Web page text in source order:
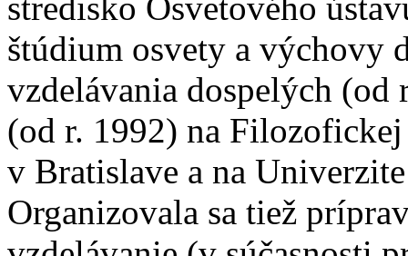
štúdium osvety a výchovy
vzdelávania dospelých
(od r. 1992) na
v Bratislave a na
Organizovala sa tiež